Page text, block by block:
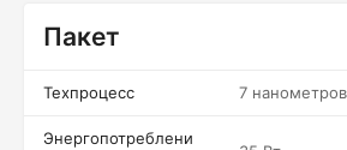
Пакет
Техпроцесс 7 нанометров
Энергопотреблени